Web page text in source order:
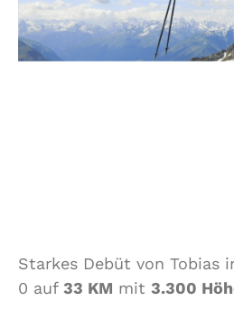
Starkes Debüt von Tobias
0 auf 33 KM mit 3.300